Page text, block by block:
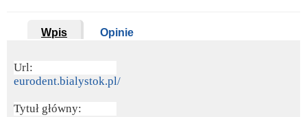
Wpis Opinie
Url:
eurodent.bialystok.pl/
Tytuł główny: